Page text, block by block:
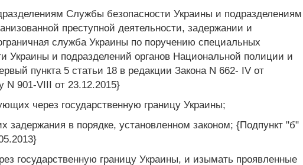
Службы безопасности Украины и подразделениям
преступной деятельности, задержании и
служба Украины по поручению специальных
Украины и подразделений органов Национальной полиции и
пункта 5 статьи 18 в редакции Закона N 662- IV от
N 901-VIII от 23.12.2015}
через государственную границу Украины;
задержания в порядке, установленном законом; {Подпункт "б"
государственную границу Украины, и изымать проявленные